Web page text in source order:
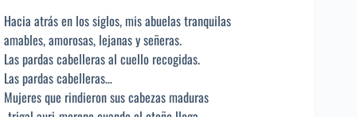
Hacia atrás en los siglos, mis abuelas tranquilas
amables, amorosas, lejanas y señeras.
Las pardas cabelleras al cuello recogidas.
Las pardas cabelleras…
Mujeres que rindieron sus cabezas maduras